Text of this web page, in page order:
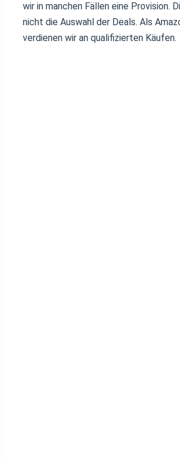
wir in manchen Fällen eine Provision.
nicht die Auswahl der Deals. Als
verdienen wir an qualifizierten Käufen.